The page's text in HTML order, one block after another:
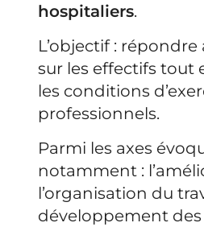
hospitaliers.
L’objectif :
sur les effectifs tout
les conditions
professionnels.
Parmi les axes
notamment :
l’organisation du
développement